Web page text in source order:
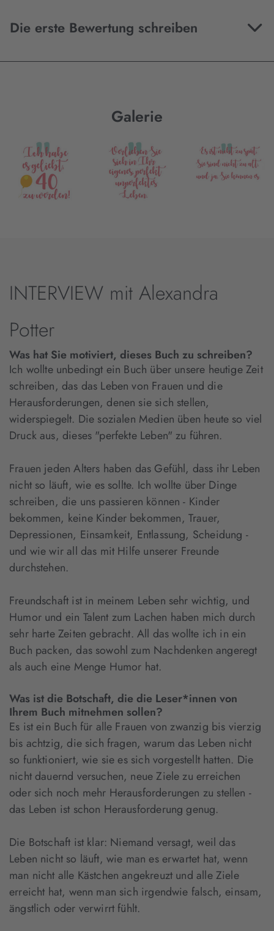
Die erste Bewertung schreiben
Galerie
INTERVIEW mit Alexandra
Potter
Was hat Sie motiviert, dieses Buch zu schreiben?
Ich wollte unbedingt ein Buch über unsere heutige Zeit
schreiben, das das Leben von Frauen und die
Herausforderungen, denen sie sich stellen,
widerspiegelt. Die sozialen Medien üben heute so viel
Druck aus, dieses "perfekte Leben" zu führen.
Frauen jeden Alters haben das Gefühl, dass ihr Leben
nicht so läuft, wie es sollte. Ich wollte über Dinge
schreiben, die uns passieren können - Kinder
bekommen, keine Kinder bekommen, Trauer,
Depressionen, Einsamkeit, Entlassung, Scheidung -
und wie wir all das mit Hilfe unserer Freunde
durchstehen.
Freundschaft ist in meinem Leben sehr wichtig, und
Humor und ein Talent zum Lachen haben mich durch
sehr harte Zeiten gebracht. All das wollte ich in ein
Buch packen, das sowohl zum Nachdenken angeregt
als auch eine Menge Humor hat.
Was ist die Botschaft, die die Leser*innen von
Ihrem Buch mitnehmen sollen?
Es ist ein Buch für alle Frauen von zwanzig bis vierzig
bis achtzig, die sich fragen, warum das Leben nicht
so funktioniert, wie sie es sich vorgestellt hatten. Die
nicht dauernd versuchen, neue Ziele zu erreichen
oder sich noch mehr Herausforderungen zu stellen -
das Leben ist schon Herausforderung genug.
Die Botschaft ist klar: Niemand versagt, weil das
Leben nicht so läuft, wie man es erwartet hat, wenn
man nicht alle Kästchen angekreuzt und alle Ziele
erreicht hat, wenn man sich irgendwie falsch, einsam,
ängstlich oder verwirrt fühlt.